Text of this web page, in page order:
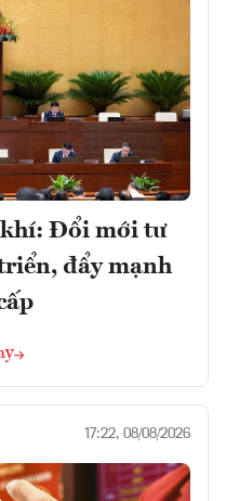
Đổi mới tư
đẩy mạnh
17:22, 08/08/2026